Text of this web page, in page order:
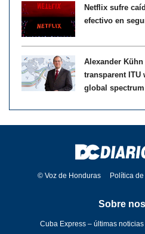
Netflix sufre
efectivo en
Alexander
transparent ITU
global
© Voz de Honduras Política
Sobre
Cuba Express – últimas